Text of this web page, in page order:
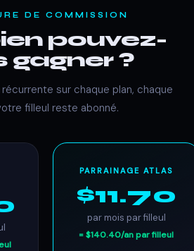
DE COMMISSION
pouvez-
gagner ?
sur chaque plan, chaque
filleul reste abonné.
PARRAINAGE ATLAS
$11.70
par mois par filleul
= $140.40/an par filleul